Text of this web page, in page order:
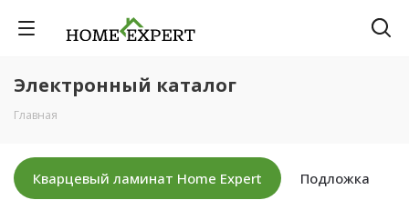
Электронный каталог
Главная
Кварцевый ламинат Home Expert Подложка